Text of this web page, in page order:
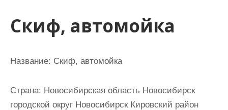
Скиф, автомойка
Название: Скиф, автомойка
Страна: Новосибирская область Новосибирск
городской округ Новосибирск Кировский район